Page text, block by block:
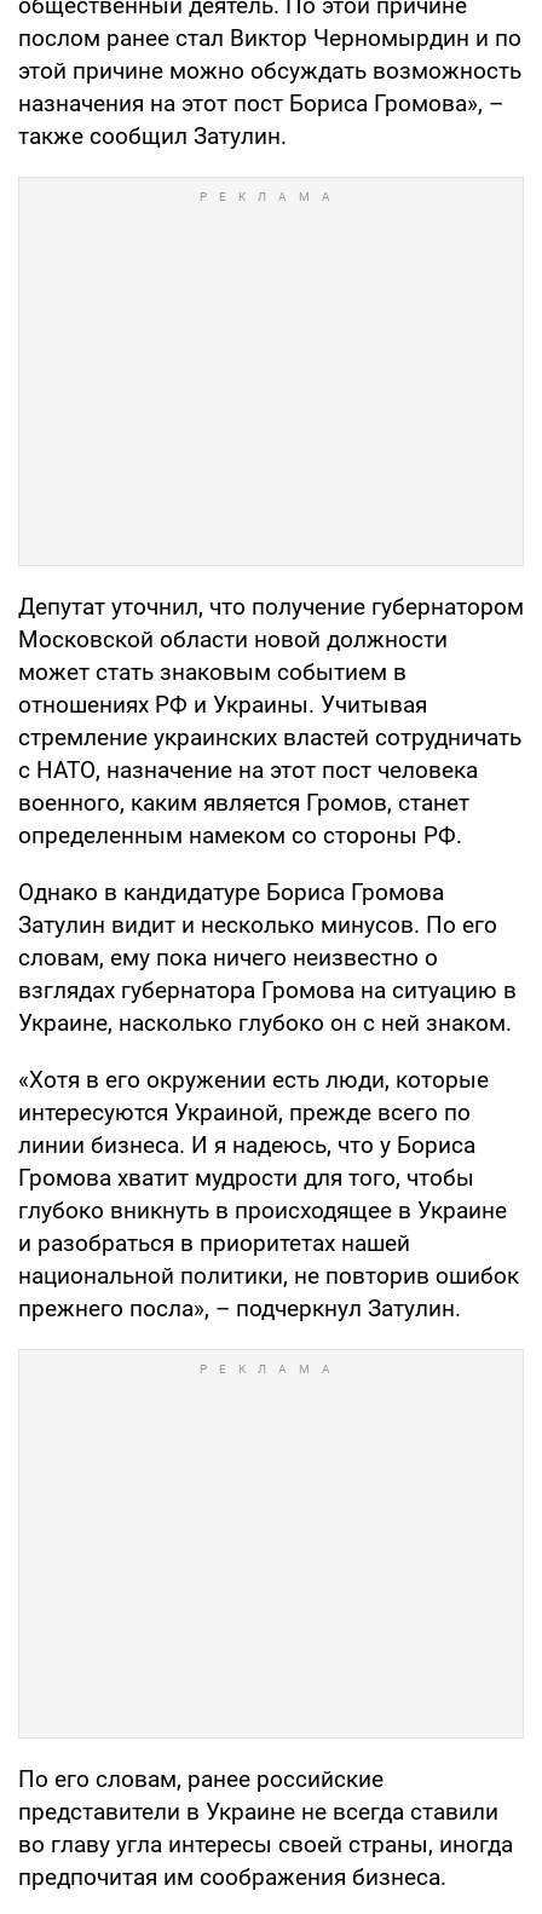
послом ранее стал Виктор Черномырдин и по
этой причине можно обсуждать возможность
назначения на этот пост Бориса Громова», –
также сообщил Затулин.
Депутат уточнил, что получение губернатором
Московской области новой должности
может стать знаковым событием в
отношениях РФ и Украины. Учитывая
стремление украинских властей сотрудничать
с НАТО, назначение на этот пост человека
военного, каким является Громов, станет
определенным намеком со стороны РФ.
Однако в кандидатуре Бориса Громова
Затулин видит и несколько минусов. По его
словам, ему пока ничего неизвестно о
взглядах губернатора Громова на ситуацию в
Украине, насколько глубоко он с ней знаком.
«Хотя в его окружении есть люди, которые
интересуются Украиной, прежде всего по
линии бизнеса. И я надеюсь, что у Бориса
Громова хватит мудрости для того, чтобы
глубоко вникнуть в происходящее в Украине
и разобраться в приоритетах нашей
национальной политики, не повторив ошибок
прежнего посла», – подчеркнул Затулин.
По его словам, ранее российские
представители в Украине не всегда ставили
во главу угла интересы своей страны, иногда
предпочитая им соображения бизнеса.